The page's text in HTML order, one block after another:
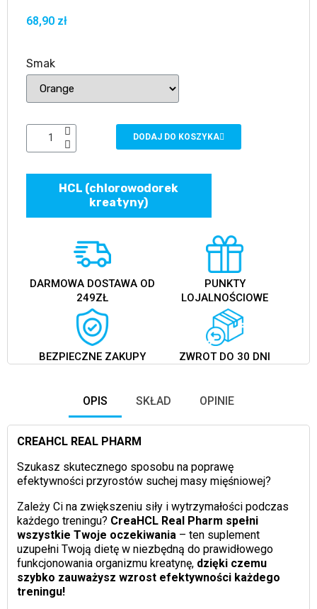
68,90 zł
Smak
DODAJ DO KOSZYKA
HCL (chlorowodorek
kreatyny)
DARMOWA DOSTAWA OD
249ZŁ
PUNKTY
LOJALNOŚCIOWE
BEZPIECZNE ZAKUPY ZWROT DO 30 DNI
OPIS SKŁAD OPINIE
CREAHCL REAL PHARM
Szukasz skutecznego sposobu na poprawę
efektywności przyrostów suchej masy mięśniowej?
Zależy Ci na zwiększeniu siły i wytrzymałości podczas
każdego treningu? CreaHCL Real Pharm spełni
wszystkie Twoje oczekiwania – ten suplement
uzupełni Twoją dietę w niezbędną do prawidłowego
funkcjonowania organizmu kreatynę,dzięki czemu
szybko zauważysz wzrost efektywności każdego
treningu!